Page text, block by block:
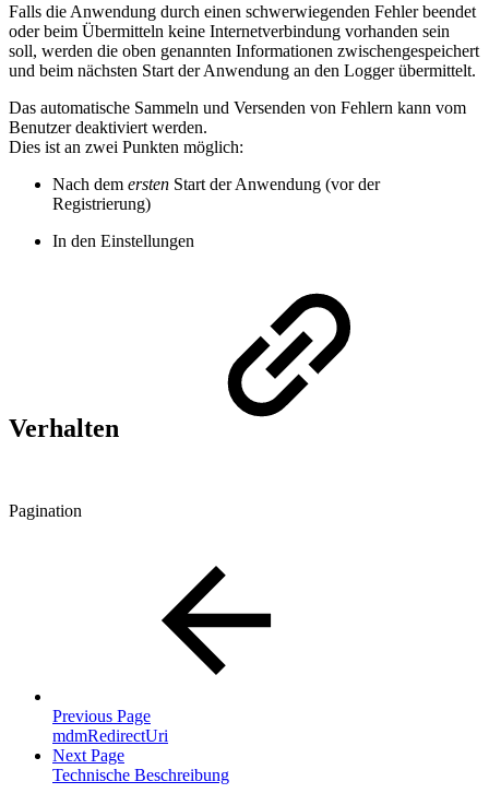
Falls die Anwendung durch einen schwerwiegenden Fehler beendet
oder beim Übermitteln keine Internetverbindung vorhanden sein
soll, werden die oben genannten Informationen zwischengespeichert
und beim nächsten Start der Anwendung an den Logger übermittelt.
Das automatische Sammeln und Versenden von Fehlern kann vom
Benutzer deaktiviert werden.
Dies ist an zwei Punkten möglich:
Nach dem ersten Start der Anwendung (vor der
Registrierung)
In den Einstellungen
Verhalten
Pagination
Previous Page
mdmRedirectUri
Next Page
Technische Beschreibung